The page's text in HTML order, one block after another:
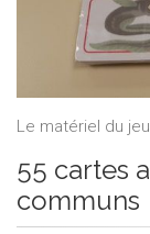
Le matériel du
55 cartes
communs